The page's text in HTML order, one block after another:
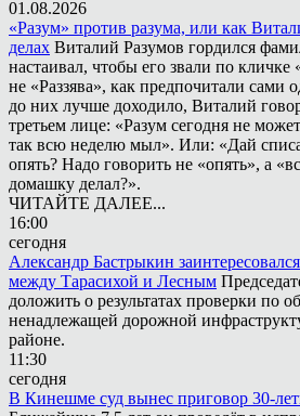
01.08.2026
«Разум» против разума, или как
делах Виталий Разумов гордился
настаивал, чтобы его звали по кличке
не «Раззява», как предпочитали сами
до них лучше доходило, Виталий
третьем лице: «Разум сегодня не
так всю неделю мыл». Или: «Дай
опять? Надо говорить не «опять», а
домашку делал?».
ЧИТАЙТЕ ДАЛЕЕ...
16:00
сегодня
Александр Бастрыкин
между Тарасихой и Лесным
доложить о результатах проверки по
ненадлежащей дорожной
районе.
11:30
сегодня
В Кинешме суд вынес приговор 30-